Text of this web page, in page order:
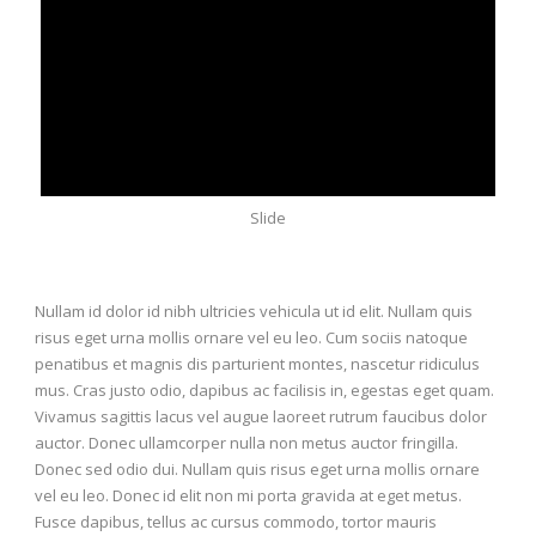
Slide
Nullam id dolor id nibh ultricies vehicula ut id elit. Nullam quis
risus eget urna mollis ornare vel eu leo. Cum sociis natoque
penatibus et magnis dis parturient montes, nascetur ridiculus
mus. Cras justo odio, dapibus ac facilisis in, egestas eget quam.
Vivamus sagittis lacus vel augue laoreet rutrum faucibus dolor
auctor. Donec ullamcorper nulla non metus auctor fringilla.
Donec sed odio dui. Nullam quis risus eget urna mollis ornare
vel eu leo. Donec id elit non mi porta gravida at eget metus.
Fusce dapibus, tellus ac cursus commodo, tortor mauris